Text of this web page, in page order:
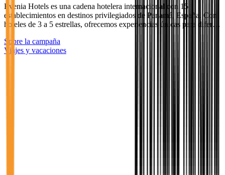
Evenia Hotels es una cadena hotelera internacional con 15
establecimientos en destinos privilegiados de Panamá, España. Con
hoteles de 3 a 5 estrellas, ofrecemos experiencias únicas para difer…
Sobre la campaña
Viajes y vacaciones